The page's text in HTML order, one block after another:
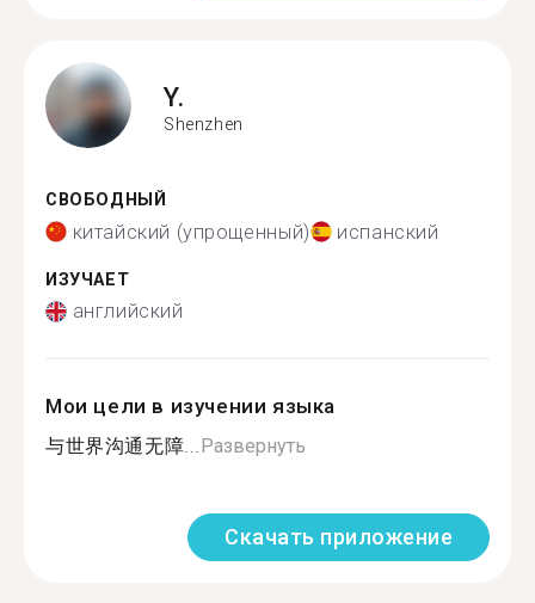
Y.
Shenzhen
СВОБОДНЫЙ
китайский (упрощенный) испанский
ИЗУЧАЕТ
английский
Мои цели в изучении языка
与世界沟通无障...Развернуть
Скачать приложение